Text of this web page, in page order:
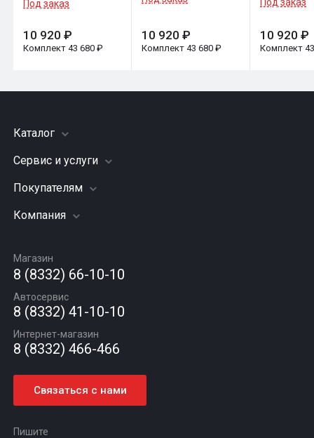
Под заказ
10 920 ₽
Комплект 43 680 ₽
10 920 ₽
Комплект 43 680 ₽
10 920 ₽
Комплект
Каталог
Шины
Грузовые шины
Диски
Автомасла
Сервис и услуги
Заправка кондиционера
Подвеска (ходовая часть)
Шиномонтаж
Покупателям
Акции
Гарантии и возврат
Компания
Вакансии
Новости
Статьи
Контакты
Магазин
8 (8332) 66-10-10
Автосервис
8 (8332) 41-10-10
Интернет-магазин
8 (8332) 466-466
Связаться с нами
Пишите